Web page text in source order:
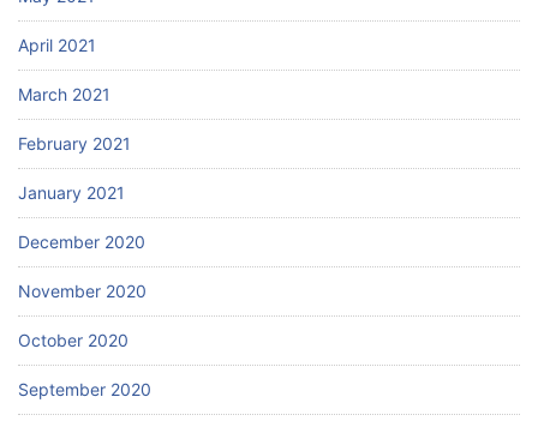
April 2021
March 2021
February 2021
January 2021
December 2020
November 2020
October 2020
September 2020